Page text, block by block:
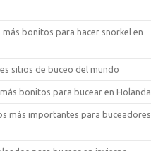
más bonitos para hacer snorkel en
sitios de buceo del mundo
bonitos para bucear en Holanda
más importantes para buceadores